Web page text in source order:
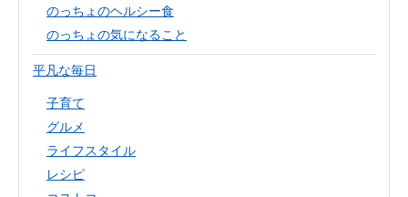
のっちょのヘルシー食
のっちょの気になること
平凡な毎日
子育て
グルメ
ライフスタイル
レシピ